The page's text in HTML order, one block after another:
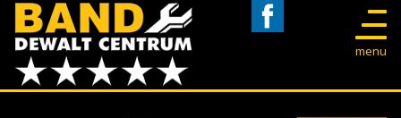
menu